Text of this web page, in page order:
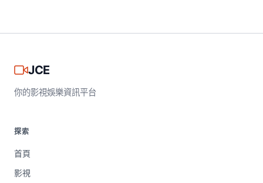
JCE
你的影視娛樂資訊平台
探索
首頁
影視